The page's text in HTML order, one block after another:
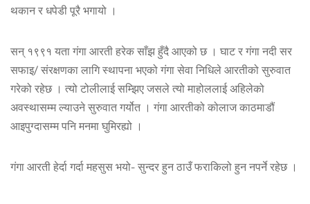
थकान र धपेडी पूरै भगायो ।
सन् १९९१ यता गंगा आरती हरेक साँझ हुँदै आएको छ । घाट र गंगा नदी सर
सफाइ/ संरक्षणका लागि स्थापना भएको गंगा सेवा निधिले आरतीको सुरुवात
गरेको रहेछ । त्यो टोलीलाई सम्झिए जसले त्यो माहोललाई अहिलेको
अवस्थासम्म ल्याउने सुरुवात गर्योत । गंगा आरतीको कोलाज काठमाडौं
आइपुग्दासम्म पनि मनमा घुमिरह्यो ।
गंगा आरती हेर्दा गर्दा महसुस भयो- सुन्दर हुन ठाउँ फराकिलो हुन नपर्ने रहेछ ।